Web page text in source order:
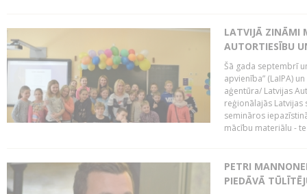
LATVIJĀ ZINĀMI
AUTORTIESĪBU
Šā gada septembrī
apvienība” (LaIPA)
aģentūra/ Latvijas
reģionālajās
semināros
mācību materiālu -
PETRI
PIEDĀVĀ